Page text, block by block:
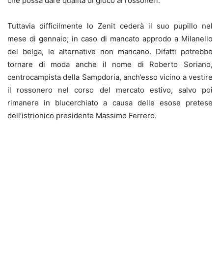
Tuttavia difficilmente lo Zenit cederà il suo pupillo nel
mese di gennaio; in caso di mancato approdo a Milanello
del belga, le alternative non mancano. Difatti potrebbe
tornare di moda anche il nome di Roberto Soriano,
centrocampista della Sampdoria, anch’esso vicino a vestire
il rossonero nel corso del mercato estivo, salvo poi
rimanere in blucerchiato a causa delle esose pretese
dell’istrionico presidente Massimo Ferrero.